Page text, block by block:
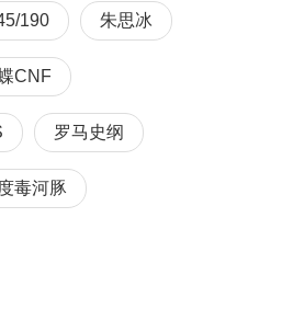
190 朱思冰
CNF
罗马史纲
毒河豚